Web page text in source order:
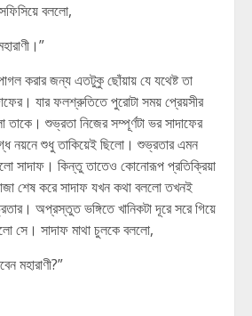
বললো,
করার জন্য এতটুকু ছোঁয়ায় যে যথেষ্ট তা
যার ফলশ্রুতিতে পুরোটা সময় প্রেয়সীর
তাকে। শুভ্রতা নিজের সম্পূর্ণটা ভর সাদাফের
নয়নে শুধু তাকিয়েই ছিলো। শুভ্রতার এমন
সাদাফ। কিন্তু তাতেও কোনোরূপ প্রতিক্রিয়া
শেষ করে সাদাফ যখন কথা বললো তখনই
অপ্রস্তুত ভঙ্গিতে খানিকটা দূরে সরে গিয়ে
সে। সাদাফ মাথা চুলকে বললো,
মহারাণী?”